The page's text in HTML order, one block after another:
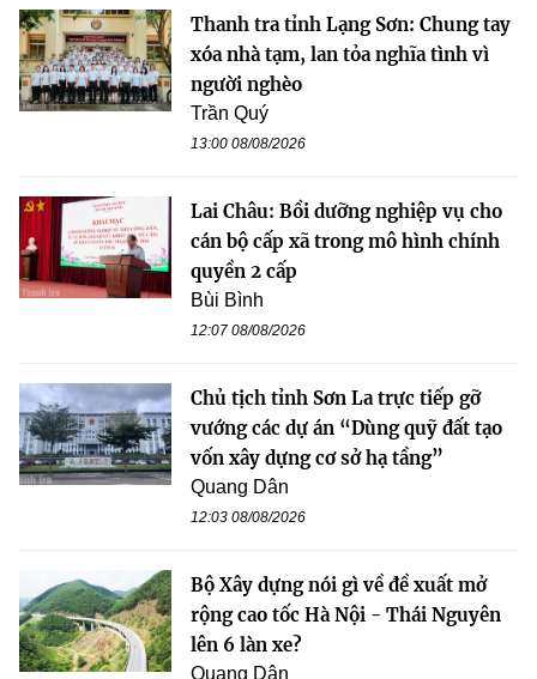
Thanh tra tỉnh Lạng Sơn: Chung tay
xóa nhà tạm, lan tỏa nghĩa tình vì
người nghèo
Trần Quý
13:00 08/08/2026
Lai Châu: Bồi dưỡng nghiệp vụ cho
cán bộ cấp xã trong mô hình chính
quyền 2 cấp
Bùi Bình
12:07 08/08/2026
Chủ tịch tỉnh Sơn La trực tiếp gỡ
vướng các dự án “Dùng quỹ đất tạo
vốn xây dựng cơ sở hạ tầng”
Quang Dân
12:03 08/08/2026
Bộ Xây dựng nói gì về đề xuất mở
rộng cao tốc Hà Nội - Thái Nguyên
lên 6 làn xe?
Quang Dân